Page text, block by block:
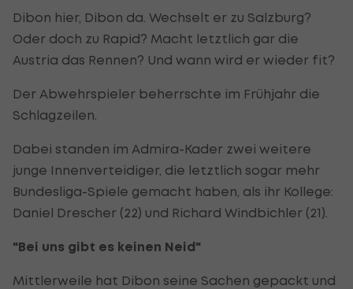
Dibon hier, Dibon da. Wechselt er zu Salzburg?
Oder doch zu Rapid? Macht letztlich gar die
Austria das Rennen? Und wann wird er wieder fit?
Der Abwehrspieler beherrschte im Frühjahr die
Schlagzeilen.
Dabei standen im Admira-Kader zwei weitere
junge Innenverteidiger, die letztlich sogar mehr
Bundesliga-Spiele gemacht haben, als ihr Kollege:
Daniel Drescher (22) und Richard Windbichler (21).
"Bei uns gibt es keinen Neid"
Mittlerweile hat Dibon seine Sachen gepackt und